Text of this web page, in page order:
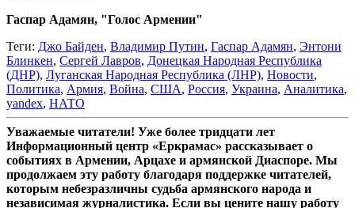
Гаспар Адамян, "Голос Армении"
Теги: Джо Байден, Владимир Путин, Гаспар Адамян, Энтони
Блинкен, Сергей Лавров, Донецкая Народная Республика
(ДНР), Луганская Народная Республика (ЛНР), Новости,
Политика, Армия, Война, США, Россия, Украина, Аналитика,
yandex, НАТО
Уважаемые читатели! Уже более тридцати лет
Информационный центр «Еркрамас» рассказывает о
событиях в Армении, Арцахе и армянской Диаспоре. Мы
продолжаем эту работу благодаря поддержке читателей,
которым небезразличны судьба армянского народа и
независимая журналистика. Если вы цените нашу работу